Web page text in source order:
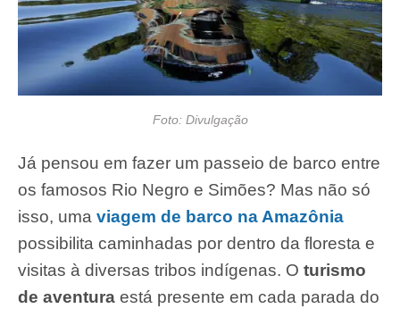
Foto: Divulgação
Já pensou em fazer um passeio de barco entre
os famosos Rio Negro e Simões? Mas não só
isso, uma viagem de barco na Amazônia
possibilita caminhadas por dentro da floresta e
visitas à diversas tribos indígenas. O turismo
de aventura está presente em cada parada do